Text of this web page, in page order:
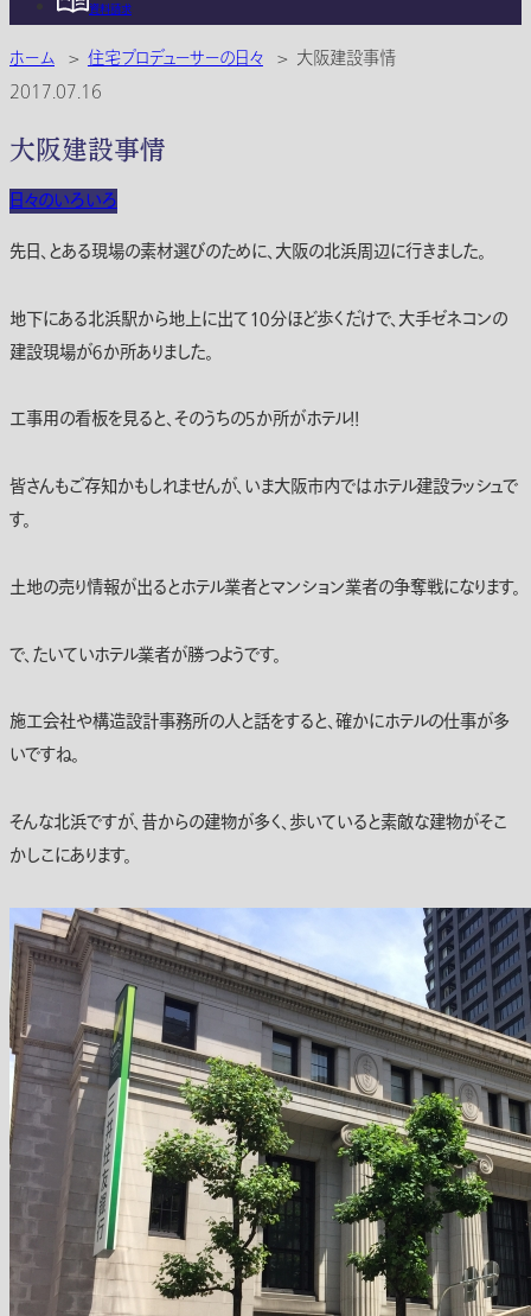
資料請求
ホーム > 住宅プロデューサーの日々 > 大阪建設事情
2017.07.16
大阪建設事情
日々のいろいろ
先日、とある現場の素材選びのために、大阪の北浜周辺に行きました。
地下にある北浜駅から地上に出て１０分ほど歩くだけで、大手ゼネコンの
建設現場が６か所ありました。
工事用の看板を見ると、そのうちの５か所がホテル！！
皆さんもご存知かもしれませんが、いま大阪市内ではホテル建設ラッシュで
す。
土地の売り情報が出るとホテル業者とマンション業者の争奪戦になります。
で、たいていホテル業者が勝つようです。
施工会社や構造設計事務所の人と話をすると、確かにホテルの仕事が多
いですね。
そんな北浜ですが、昔からの建物が多く、歩いていると素敵な建物がそこ
かしこにあります。